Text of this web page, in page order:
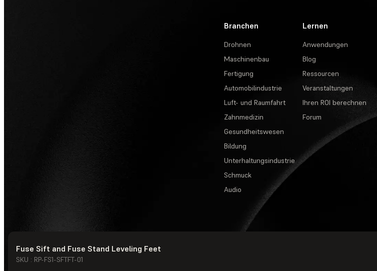
Fuse Sift and Fuse Stand Leveling Feet
SKU : RP-FS1-SFTFT-01
Branchen
Drohnen
Maschinenbau
Fertigung
Automobilindustrie
Luft- und Raumfahrt
Zahnmedizin
Gesundheitswesen
Bildung
Unterhaltungsindustrie
Schmuck
Audio
Lernen
Anwendungen
Blog
Ressourcen
Veranstaltungen
Ihren ROI berechnen
Forum
© Formlabs